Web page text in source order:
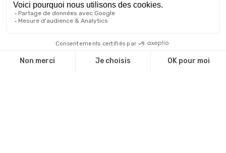
Nos engagements RSE
Qui sommes-nous ?
Qui sommes nous ?